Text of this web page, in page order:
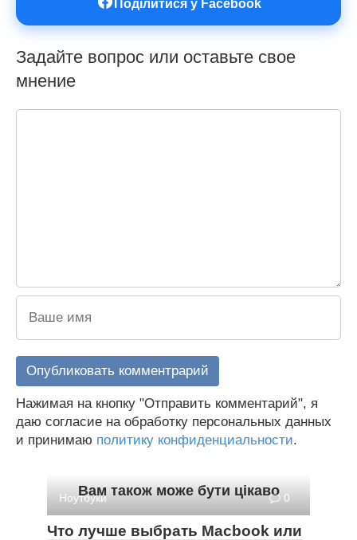
Поділитися у Facebook
Задайте вопрос или оставьте свое
мнение
Нажимая на кнопку "Отправить комментарий", я
даю согласие на обработку персональных данных
и принимаю политику конфиденциальности.
Вам також може бути цікаво
Ноутбуки 0
Что лучше выбрать Macbook или